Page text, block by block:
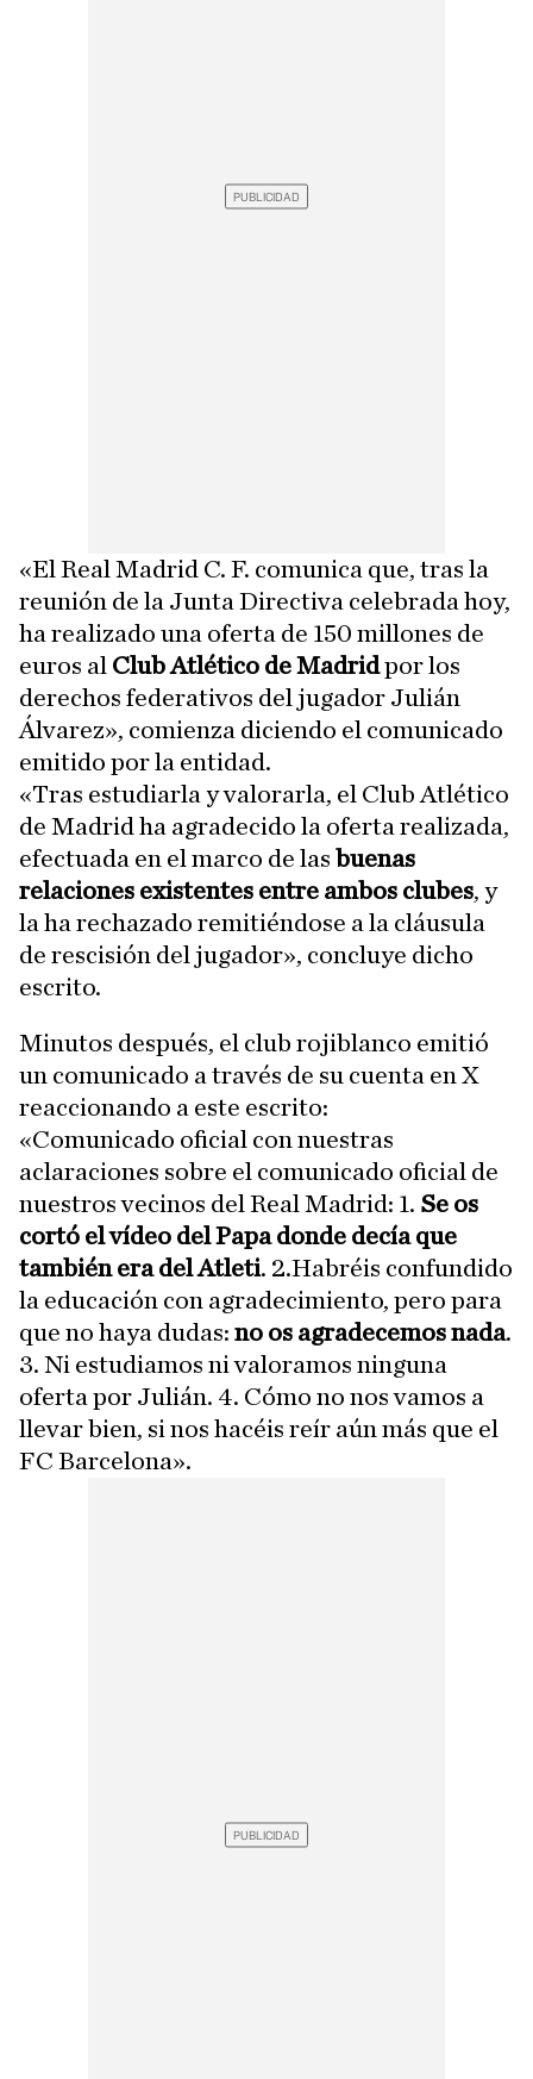
«El Real Madrid C. F. comunica que, tras la
reunión de la Junta Directiva celebrada hoy,
ha realizado una oferta de 150 millones de
euros al Club Atlético de Madridpor los
derechos federativos del jugador Julián
Álvarez», comienza diciendo el comunicado
emitido por la entidad.
«Tras estudiarla y valorarla, el Club Atlético
de Madrid ha agradecido la oferta realizada,
efectuada en el marco de las buenas
relaciones existentes entre ambos clubes, y
la ha rechazado remitiéndose a la cláusula
de rescisión del jugador», concluye dicho
escrito.
Minutos después, el club rojiblanco emitió
un comunicado a través de su cuenta en X
reaccionando a este escrito:
«Comunicado oficial con nuestras
aclaraciones sobre el comunicado oficial de
nuestros vecinos del Real Madrid: 1. Se os
cortó el vídeo del Papa donde decía que
también era del Atleti. 2.Habréis confundido
la educación con agradecimiento, pero para
que no haya dudas: no os agradecemos nada.
3. Ni estudiamos ni valoramos ninguna
oferta por Julián. 4. Cómo no nos vamos a
llevar bien, si nos hacéis reír aún más que el
FC Barcelona».